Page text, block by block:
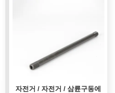
자전거 / 자전거 / 삼륜구동에